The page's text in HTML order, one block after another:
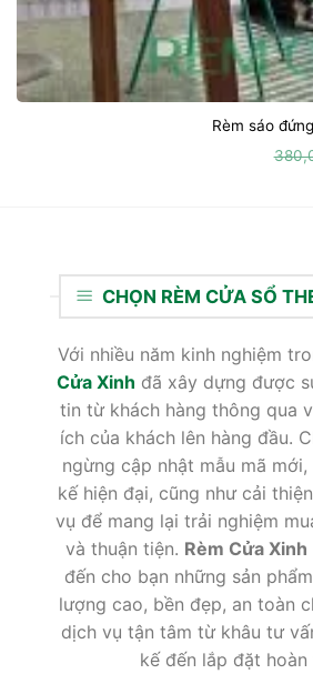
Rèm sáo
CHỌN RÈM CỬA SỔ
Với nhiều năm kinh nghiệm
Cửa Xinh đã xây dựng được
tin từ khách hàng thông qua
ích của khách lên hàng đầu.
ngừng cập nhật mẫu mã
kế hiện đại, cũng như cải
vụ để mang lại trải nghiệm
và thuận tiện. Rèm Cửa Xinh
đến cho bạn những sản phẩm
lượng cao, bền đẹp, an toàn
dịch vụ tận tâm từ khâu tư
kế đến lắp đặt hoàn